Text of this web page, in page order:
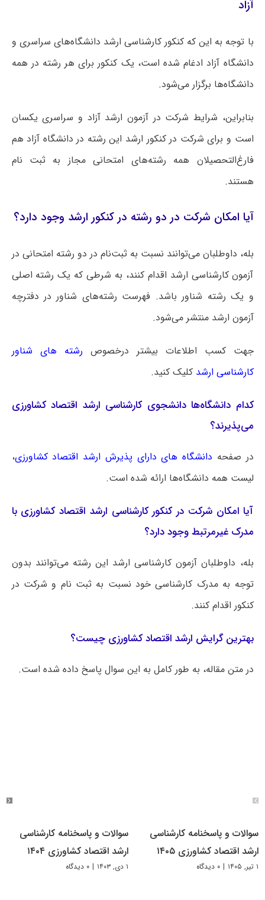
آزاد
با توجه به این که کنکور کارشناسی ارشد دانشگاه‌های سراسری و
دانشگاه آزاد ادغام شده است، یک کنکور برای هر رشته در همه
دانشگاه‌ها برگزار می‌شود.
بنابراین، شرایط شرکت در آزمون ارشد آزاد و سراسری یکسان
است و برای شرکت در کنکور ارشد این رشته در دانشگاه آزاد هم
فارغ‌التحصیلان همه رشته‌های امتحانی مجاز به ثبت نام
هستند.
آیا امکان شرکت در دو رشته در کنکور ارشد وجود دارد؟
بله، داوطلبان می‌توانند نسبت به ثبت‌نام در دو رشته امتحانی در
آزمون کارشناسی ارشد اقدام کنند، به شرطی که یک رشته اصلی
و یک رشته شناور باشد. فهرست رشته‌های شناور در دفترچه
آزمون ارشد منتشر می‌شود.
جهت کسب اطلاعات بیشتر درخصوص رشته های شناور
کارشناسی ارشد کلیک کنید.
کدام دانشگاه‌ها دانشجوی کارشناسی ارشد اقتصاد کشاورزی
می‌پذیرند؟
در صفحه دانشگاه های دارای پذیرش ارشد اقتصاد کشاورزی،
لیست همه دانشگاه‌ها ارائه شده است.
آیا امکان شرکت در کنکور کارشناسی ارشد اقتصاد کشاورزی با
مدرک غیرمرتبط وجود دارد؟
بله، داوطلبان آزمون کارشناسی ارشد این رشته می‌توانند بدون
توجه به مدرک کارشناسی خود نسبت به ثبت نام و شرکت در
کنکور اقدام کنند.
بهترین گرایش ارشد اقتصاد کشاورزی چیست؟
در متن مقاله، به طور کامل به این سوال پاسخ داده شده است.
سوالات و پاسخنامه کارشناسی
ارشد اقتصاد کشاورزی ۱۴۰۵
۱ تیر, ۱۴۰۵ | ۰ دیدگاه
سوالات و پاسخنامه کارشناسی
ارشد اقتصاد کشاورزی ۱۴۰۴
۱ دی, ۱۴۰۳ | ۰ دیدگاه